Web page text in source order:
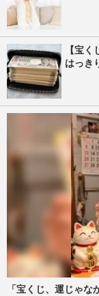
【宝
はっき
「宝くじ、運じゃ